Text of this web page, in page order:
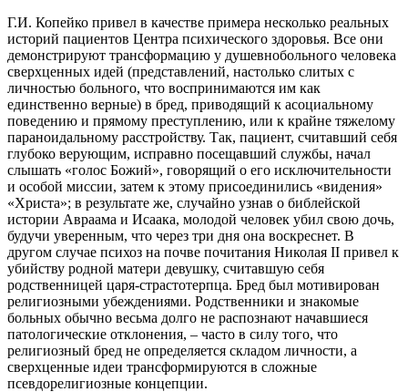
Г.И. Копейко привел в качестве примера несколько реальных
историй пациентов Центра психического здоровья. Все они
демонстрируют трансформацию у душевнобольного человека
сверхценных идей (представлений, настолько слитых с
личностью больного, что воспринимаются им как
единственно верные) в бред, приводящий к асоциальному
поведению и прямому преступлению, или к крайне тяжелому
параноидальному расстройству. Так, пациент, считавший себя
глубоко верующим, исправно посещавший службы, начал
слышать «голос Божий», говорящий о его исключительности
и особой миссии, затем к этому присоединились «видения»
«Христа»; в результате же, случайно узнав о библейской
истории Авраама и Исаака, молодой человек убил свою дочь,
будучи уверенным, что через три дня она воскреснет. В
другом случае психоз на почве почитания Николая II привел к
убийству родной матери девушку, считавшую себя
родственницей царя-страстотерпца. Бред был мотивирован
религиозными убеждениями. Родственники и знакомые
больных обычно весьма долго не распознают начавшиеся
патологические отклонения, – часто в силу того, что
религиозный бред не определяется складом личности, а
сверхценные идеи трансформируются в сложные
псевдорелигиозные концепции.